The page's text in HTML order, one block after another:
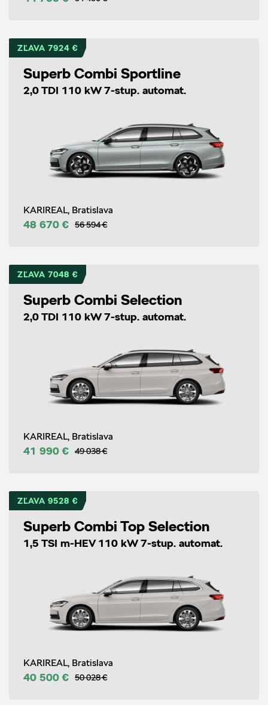
ZĽAVA 7924 €
Superb Combi Sportline
2,0 TDI 110 kW 7-stup. automat.
KARIREAL, Bratislava
48 670 € 56 594 €
ZĽAVA 7048 €
Superb Combi Selection
2,0 TDI 110 kW 7-stup. automat.
KARIREAL, Bratislava
41 990 € 49 038 €
ZĽAVA 9528 €
Superb Combi Top Selection
1,5 TSI m-HEV 110 kW 7-stup. automat.
KARIREAL, Bratislava
40 500 € 50 028 €